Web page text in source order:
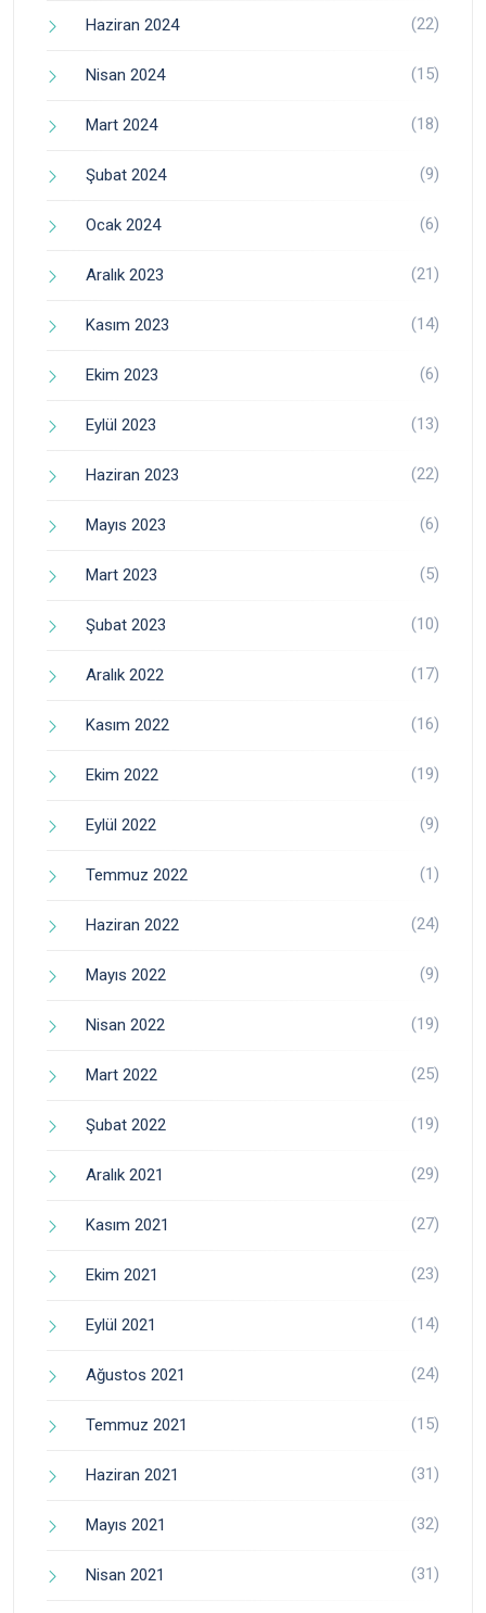
Haziran 2024 (22)
Nisan 2024 (15)
Mart 2024 (18)
Şubat 2024 (9)
Ocak 2024 (6)
Aralık 2023 (21)
Kasım 2023 (14)
Ekim 2023 (6)
Eylül 2023 (13)
Haziran 2023 (22)
Mayıs 2023 (6)
Mart 2023 (5)
Şubat 2023 (10)
Aralık 2022 (17)
Kasım 2022 (16)
Ekim 2022 (19)
Eylül 2022 (9)
Temmuz 2022 (1)
Haziran 2022 (24)
Mayıs 2022 (9)
Nisan 2022 (19)
Mart 2022 (25)
Şubat 2022 (19)
Aralık 2021 (29)
Kasım 2021 (27)
Ekim 2021 (23)
Eylül 2021 (14)
Ağustos 2021 (24)
Temmuz 2021 (15)
Haziran 2021 (31)
Mayıs 2021 (32)
Nisan 2021 (31)